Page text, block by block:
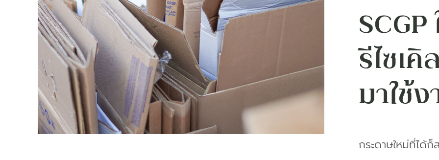
รีไซเ
มาใช้
กระดาษใหม่ที่ได้ก็